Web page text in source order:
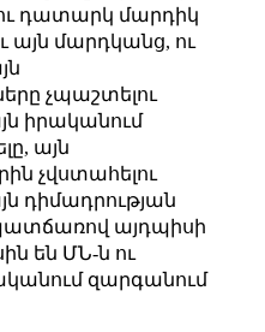
դատարկ մարդիկ
այն մարդկանց, ու
չպաշտելու
իրականում
այն
չվստահելու
դիմադրության
այդպիսի
են ՄՆ-ն ու
զարգանում